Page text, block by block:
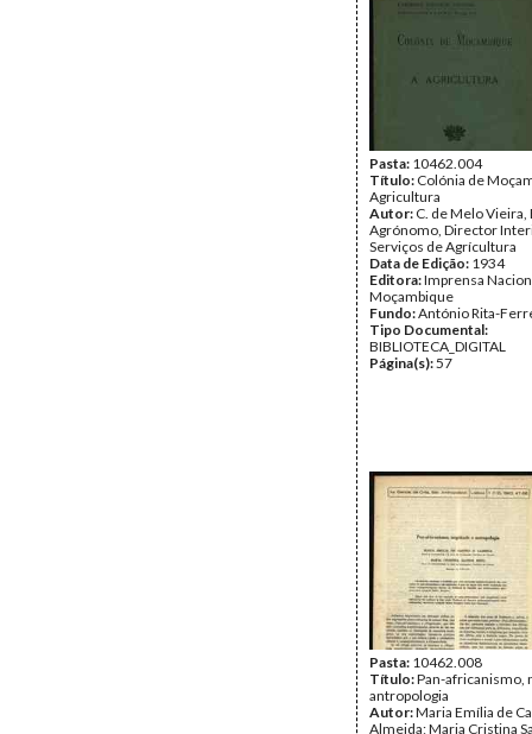
Pasta: 10462.004
Título: Colónia de
Agricultura
Autor: C. de Melo
Agrónomo, Director
Serviços de Agrícultura
Data de Edição: 1934
Editora:Imprensa
Moçambique
Fundo:António Rita-
Tipo Documental:
BIBLIOTECA_DIGITAL
Página(s):57
Pasta: 10462.008
Título:Pan-africanismo,
antropologia
Autor:Maria Emília de
Almeida; Maria Cristina